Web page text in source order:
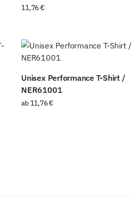
11,76€
Unisex Performance T-Shirt /
NER61001
ab 11,76€